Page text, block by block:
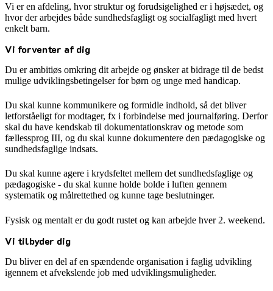
Vi er en afdeling, hvor struktur og forudsigelighed er i højsædet, og
hvor der arbejdes både sundhedsfagligt og socialfagligt med hvert
enkelt barn.
Vi forventer af dig
Du er ambitiøs omkring dit arbejde og ønsker at bidrage til de bedst
mulige udviklingsbetingelser for børn og unge med handicap.
Du skal kunne kommunikere og formidle indhold, så det bliver
letforståeligt for modtager, fx i forbindelse med journalføring. Derfor
skal du have kendskab til dokumentationskrav og metode som
fællessprog III, og du skal kunne dokumentere den pædagogiske og
sundhedsfaglige indsats.
Du skal kunne agere i krydsfeltet mellem det sundhedsfaglige og
pædagogiske - du skal kunne holde bolde i luften gennem
systematik og målrettethed og kunne tage beslutninger.
Fysisk og mentalt er du godt rustet og kan arbejde hver 2. weekend.
Vi tilbyder dig
Du bliver en del af en spændende organisation i faglig udvikling
igennem et afvekslende job med udviklingsmuligheder.